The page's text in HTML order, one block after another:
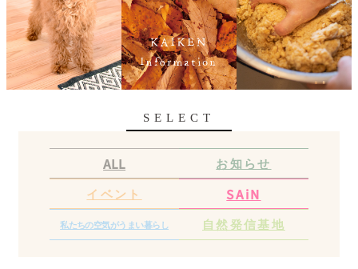
SELECT
ALL
お知らせ
イベント
SAiN
私たちの空気がうまい暮らし 自然発信基地